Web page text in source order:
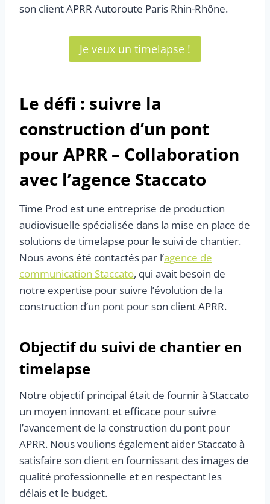
son client APRR Autoroute Paris Rhin-Rhône.
Je veux un timelapse !
Le défi : suivre la
construction d’un pont
pour APRR – Collaboration
avec l’agence Staccato
Time Prod est une entreprise de production
audiovisuelle spécialisée dans la mise en place de
solutions de timelapse pour le suivi de chantier.
Nous avons été contactés par l’agence de
communication Staccato, qui avait besoin de
notre expertise pour suivre l’évolution de la
construction d’un pont pour son client APRR.
Objectif du suivi de chantier en
timelapse
Notre objectif principal était de fournir à Staccato
un moyen innovant et efficace pour suivre
l’avancement de la construction du pont pour
APRR. Nous voulions également aider Staccato à
satisfaire son client en fournissant des images de
qualité professionnelle et en respectant les
délais et le budget.